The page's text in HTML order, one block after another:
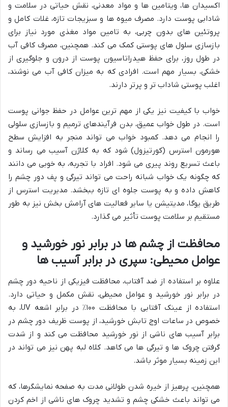
اکسیدان ها، ویتامین ها و مواد معدنی، نقش حیاتی در سلامت و
شادابی پوست دارد. مصرف میوه ها و سبزیجات تازه، غلات کامل و
پروتئین های بدون چربی، به تامین مواد مغذی مورد نیاز برای
بازسازی سلول های پوستی کمک می کند. همچنین، مصرف کافی آب
در طول روز، برای حفظ هیدراتاسیون پوست از درون و جلوگیری از
خشکی، بسیار مهم است. افرادی که به میزان کافی آب می نوشند،
اغلب پوستی شاداب تر و پرتر دارند.
خواب با کیفیت نیز یکی از مهم ترین عوامل در حفظ جوانی پوست
است. در طول خواب عمیق، بدن فرآیندهای ترمیم و بازسازی سلولی
را انجام می دهد. کمبود خواب می تواند منجر به افزایش سطح
هورمون استرس (کورتیزول) شود که به کلاژن آسیب می رساند و
باعث تسریع روند پیری می شود. افراد با تجربه، به خوبی می دانند
که چگونه یک خواب شبانه راحت می تواند تیرگی و پف دور چشم را
کاهش داده و به پوست جلوه ای تازه ببخشد. مدیریت استرس از
طریق یوگا، مدیتیشن یا سایر فعالیت های آرامش بخش نیز به طور
مستقیم بر سلامت پوست تأثیر می گذارد.
محافظت از چشم ها در برابر نور خورشید و
عوامل محیطی: سپری در برابر آسیب ها
علاوه بر استفاده از ضد آفتاب، محافظت فیزیکی از ناحیه دور چشم
در برابر نور خورشید و عوامل محیطی، نقش مکمل و حیاتی دارد.
استفاده از عینک آفتابی با محافظت ۱۰۰٪ در برابر اشعه UV، به
خصوص در ساعات اوج تابش خورشید، از پوست ظریف دور چشم در
برابر آسیب های ناشی از نور خورشید محافظت می کند و از شدت
گرفتن چروک ها و تیرگی ها می کاهد. کلاه لبه پهن نیز می تواند در
این زمینه بسیار موثر باشد.
همچنین، پرهیز از خیره شدن طولانی مدت به صفحه نمایشگرها، که
می تواند باعث خشکی چشم و تشدید چروک های ناشی از اخم کردن